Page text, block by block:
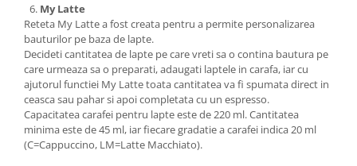
My Latte
Reteta My Latte a fost creata pentru a permite personalizarea
bauturilor pe baza de lapte.
Decideti cantitatea de lapte pe care vreti sa o contina bautura pe
care urmeaza sa o preparati, adaugati laptele in carafa, iar cu
ajutorul functiei My Latte toata cantitatea va fi spumata direct in
ceasca sau pahar si apoi completata cu un espresso.
Capacitatea carafei pentru lapte este de 220 ml. Cantitatea
minima este de 45 ml, iar fiecare gradatie a carafei indica 20 ml
(C=Cappuccino, LM=Latte Macchiato).